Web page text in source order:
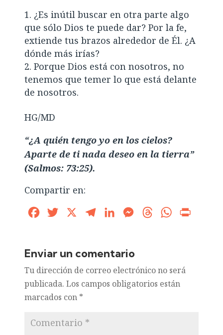
¿Es inútil buscar en otra parte algo
que sólo Dios te puede dar? Por la fe,
extiende tus brazos alrededor de Él. ¿A
dónde más irías?
Porque Dios está con nosotros, no
tenemos que temer lo que está delante
de nosotros.
HG/MD
“¿A quién tengo yo en los cielos?
Aparte de ti nada deseo en la tierra”
(Salmos: 73:25).
Compartir en:
FacebookTwitter TelegramLinkedInMessengerThreadsWhatsApp
Enviar un comentario
Tu dirección de correo electrónico no será
publicada. Los campos obligatorios están
marcados con *